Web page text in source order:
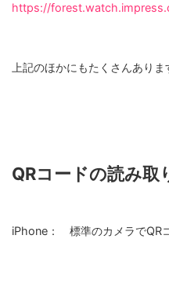
https://
上記のほかにもたくさんあり
QRコードの読み取
iPhone： 標準のカメラでQR